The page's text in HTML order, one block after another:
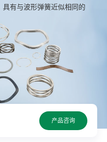
有与波形弹簧近似相同的
产品咨询